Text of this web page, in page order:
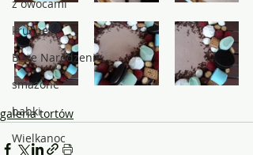
z owocami
kruche
Boże Narodzenie
smażone
babki
Wielkanoc
galeria tortów